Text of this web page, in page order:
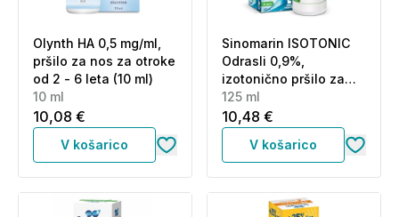
Olynth HA 0,5 mg/ml,
pršilo za nos za otroke
od 2 - 6 leta (10 ml)
10 ml
10,08 €
V košarico
Sinomarin ISOTONIC
Odrasli 0,9%,
izotonično pršilo za
odrasle (125 ml)
125 ml
10,48 €
V košarico